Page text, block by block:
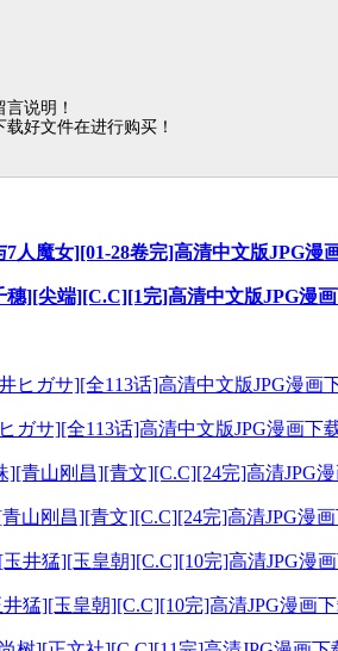
说明！
好文件在进行购买！
人魔女][01-28卷完]高清中文版JPG漫
穗][尖端][C.C][1完]高清中文版JPG漫
ガサ][全113话]高清中文版JPG漫画下
山刚昌][青文][C.C][24完]高清JPG漫
猛][玉皇朝][C.C][10完]高清JPG漫画